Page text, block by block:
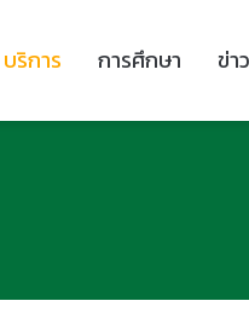
บริการ การศึกษา ข่า